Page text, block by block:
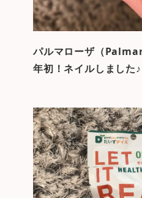
パルマローザ（
年初！ネイルしまし